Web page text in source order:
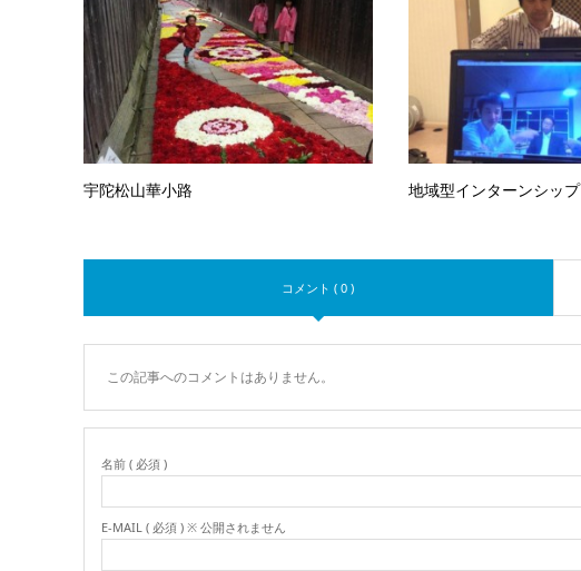
宇陀松山華小路 地域型インターンシップ
コメント ( 0 )
この記事へのコメントはありません。
名前 ( 必須 )
E-MAIL ( 必須 ) ※ 公開されません